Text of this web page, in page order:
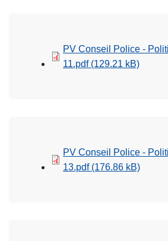
PV Conseil Police -
11.pdf (129.21 kB)
PV Conseil Police -
13.pdf (176.86 kB)